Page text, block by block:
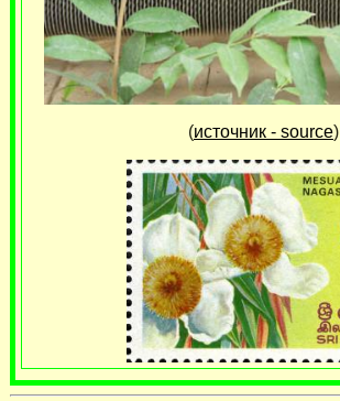
(источник - source)